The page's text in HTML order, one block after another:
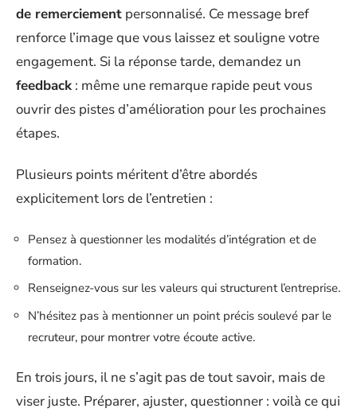
de remerciement personnalisé. Ce message bref
renforce l’image que vous laissez et souligne votre
engagement. Si la réponse tarde, demandez un
feedback : même une remarque rapide peut vous
ouvrir des pistes d’amélioration pour les prochaines
étapes.
Plusieurs points méritent d’être abordés
explicitement lors de l’entretien :
Pensez à questionner les modalités d’intégration et de
formation.
Renseignez-vous sur les valeurs qui structurent l’entreprise.
N’hésitez pas à mentionner un point précis soulevé par le
recruteur, pour montrer votre écoute active.
En trois jours, il ne s’agit pas de tout savoir, mais de
viser juste. Préparer, ajuster, questionner : voilà ce qui